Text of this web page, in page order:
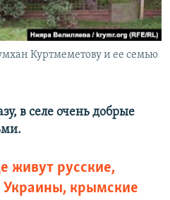
Куртмеметову и ее семью
в селе очень добрые
живут русские,
Украины, крымские